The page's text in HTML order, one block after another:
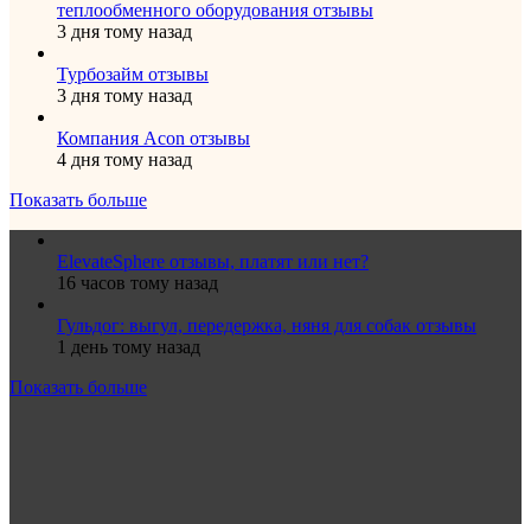
теплообменного оборудования отзывы
3 дня тому назад
Турбозайм отзывы
3 дня тому назад
Компания Acon отзывы
4 дня тому назад
Показать больше
ElevateSphere отзывы, платят или нет?
16 часов тому назад
Гульдог: выгул, передержка, няня для собак отзывы
1 день тому назад
Показать больше